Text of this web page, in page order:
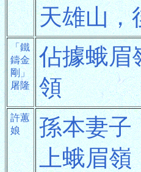
天雄山，
「鐵
鑄金
剛」
屠隆
佔據蛾眉
領
許蕙
娘
孫本妻子
上蛾眉嶺